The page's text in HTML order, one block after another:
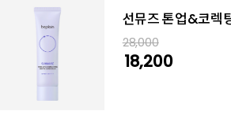
선뮤즈 톤업&코렉
28,000
18,200